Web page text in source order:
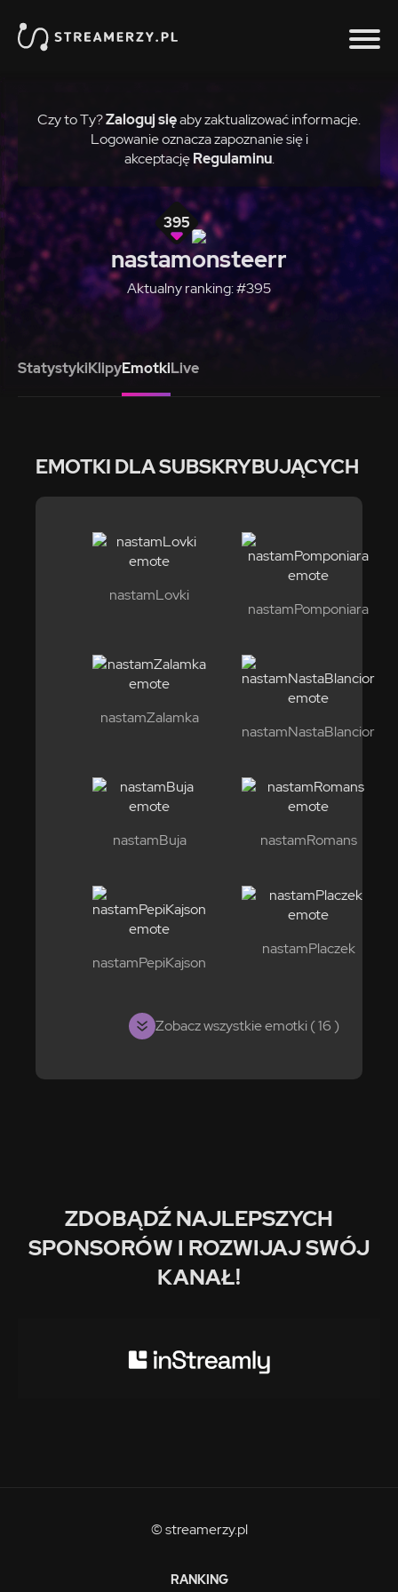
Czy to Ty?Zaloguj sięaby zaktualizować informacje.
Logowanie oznacza zapoznanie się i
akceptację Regulaminu.
395
nastamonsteerr
Aktualny ranking: #395
StatystykiKlipyEmotkiLive
EMOTKI DLA SUBSKRYBUJĄCYCH
nastamLovki
nastamPomponiara
nastamZalamka
nastamNastaBlancior
nastamBuja nastamRomans
nastamPepiKajson
nastamPlaczek
Zobacz wszystkie emotki ( 16 )
ZDOBĄDŹ NAJLEPSZYCH
SPONSORÓW I ROZWIJAJ SWÓJ
KANAŁ!
© streamerzy.pl
RANKING